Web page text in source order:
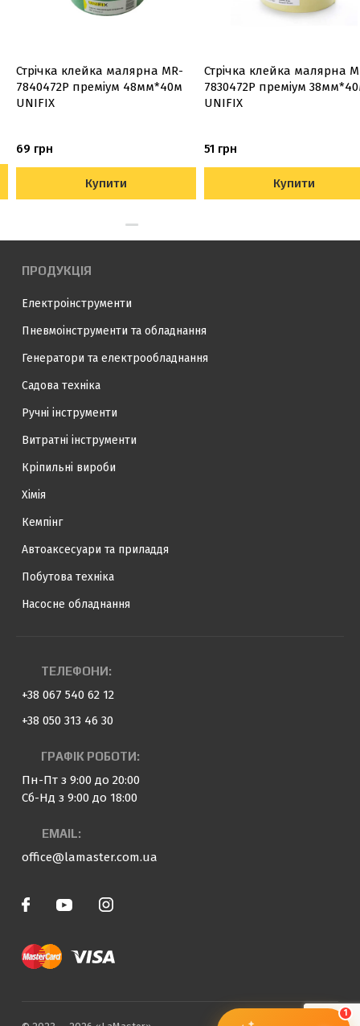
Стрічка клейка малярна MR-
7840472P преміум 48мм*40м
UNIFIX
69 грн
Купити
Стрічка клейка малярна
7830472P преміум
UNIFIX
51 грн
Купити
ПРОДУКЦІЯ
Електроінструменти
Пневмоінструменти та обладнання
Генератори та електрообладнання
Садова техніка
Ручні інструменти
Витратні інструменти
Кріпильні вироби
Хімія
Кемпінг
Автоаксесуари та приладдя
Побутова техніка
Насосне обладнання
ТЕЛЕФОНИ:
+38 067 540 62 12
+38 050 313 46 30
ГРАФІК РОБОТИ:
Пн-Пт з 9:00 до 20:00
Сб-Нд з 9:00 до 18:00
EMAIL:
office@lamaster.com.ua
1